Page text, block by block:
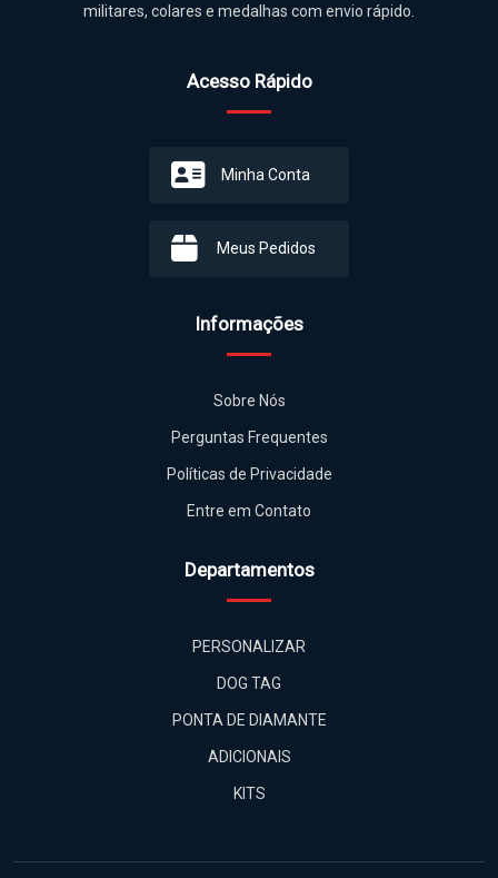
militares, colares e medalhas com envio rápido.
Acesso Rápido
Minha Conta
Meus Pedidos
Informações
Sobre Nós
Perguntas Frequentes
Políticas de Privacidade
Entre em Contato
Departamentos
PERSONALIZAR
DOG TAG
PONTA DE DIAMANTE
ADICIONAIS
KITS